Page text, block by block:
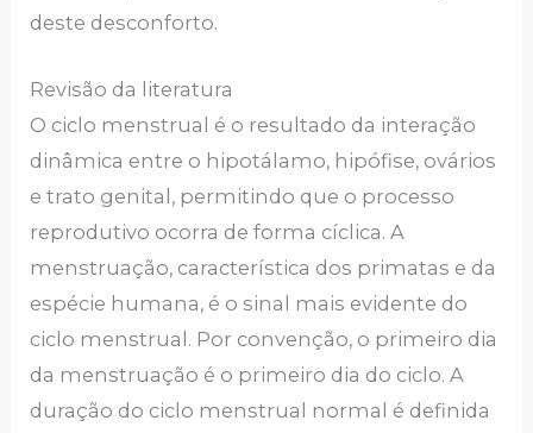
deste desconforto.
Revisão da literatura
O ciclo menstrual é o resultado da interação
dinâmica entre o hipotálamo, hipófise, ovários
e trato genital, permitindo que o processo
reprodutivo ocorra de forma cíclica. A
menstruação, característica dos primatas e da
espécie humana, é o sinal mais evidente do
ciclo menstrual. Por convenção, o primeiro dia
da menstruação é o primeiro dia do ciclo. A
duração do ciclo menstrual normal é definida